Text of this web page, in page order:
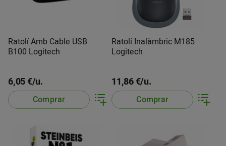
Ratolí Amb Cable USB
B100 Logitech
6,05 €/u.
Comprar
Ratolí Inalàmbric M185
Logitech
11,86 €/u.
Comprar